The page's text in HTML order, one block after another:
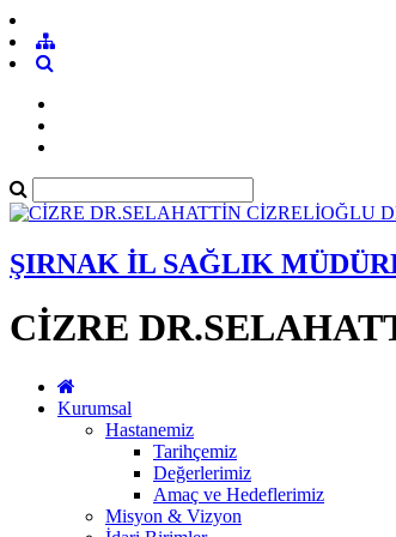
ŞIRNAK İL SAĞLIK
CİZRE
Kurumsal
Hastanemiz
Tarihçemiz
Değerlerimiz
Amaç ve Hedeflerimiz
Misyon & Vizyon